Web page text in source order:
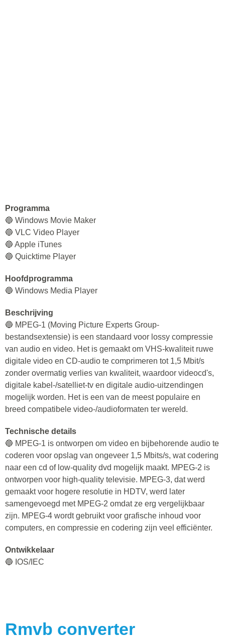
Programma
🔵 Windows Movie Maker
🔵 VLC Video Player
🔵 Apple iTunes
🔵 Quicktime Player
Hoofdprogramma
🔵 Windows Media Player
Beschrijving
🔵 MPEG-1 (Moving Picture Experts Group-
bestandsextensie) is een standaard voor lossy compressie
van audio en video. Het is gemaakt om VHS-kwaliteit ruwe
digitale video en CD-audio te comprimeren tot 1,5 Mbit/s
zonder overmatig verlies van kwaliteit, waardoor videocd's,
digitale kabel-/satelliet-tv en digitale audio-uitzendingen
mogelijk worden. Het is een van de meest populaire en
breed compatibele video-/audioformaten ter wereld.
Technische details
🔵 MPEG-1 is ontworpen om video en bijbehorende audio te
coderen voor opslag van ongeveer 1,5 Mbits/s, wat codering
naar een cd of low-quality dvd mogelijk maakt. MPEG-2 is
ontworpen voor high-quality televisie. MPEG-3, dat werd
gemaakt voor hogere resolutie in HDTV, werd later
samengevoegd met MPEG-2 omdat ze erg vergelijkbaar
zijn. MPEG-4 wordt gebruikt voor grafische inhoud voor
computers, en compressie en codering zijn veel efficiënter.
Ontwikkelaar
🔵 IOS/IEC
Rmvb converter